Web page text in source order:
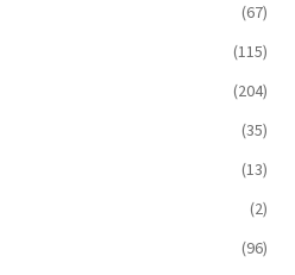
(67)
(115)
(204)
(35)
(13)
(2)
(96)